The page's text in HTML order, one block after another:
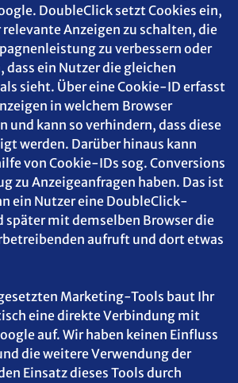
DoubleClick setzt Cookies ein,
Anzeigen zu schalten, die
zu verbessern oder
dass ein Nutzer die gleichen
sieht. Über eine Cookie-ID erfasst
in welchem Browser
und kann so verhindern, dass diese
werden. Darüber hinaus kann
von Cookie-IDs sog. Conversions
zu Anzeigeanfragen haben. Das ist
ein Nutzer eine DoubleClick-
später mit demselben Browser die
aufruft und dort etwas
Marketing-Tools baut Ihr
eine direkte Verbindung mit
auf. Wir haben keinen Einfluss
die weitere Verwendung der
Einsatz dieses Tools durch